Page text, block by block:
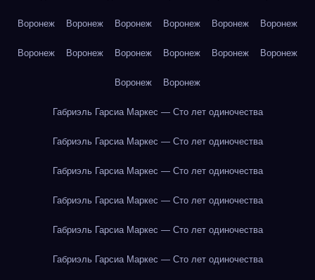
Воронеж Воронеж Воронеж Воронеж Воронеж Воронеж
Воронеж Воронеж Воронеж Воронеж Воронеж Воронеж
Воронеж Воронеж
Габриэль Гарсиа Маркес — Сто лет одиночества
Габриэль Гарсиа Маркес — Сто лет одиночества
Габриэль Гарсиа Маркес — Сто лет одиночества
Габриэль Гарсиа Маркес — Сто лет одиночества
Габриэль Гарсиа Маркес — Сто лет одиночества
Габриэль Гарсиа Маркес — Сто лет одиночества